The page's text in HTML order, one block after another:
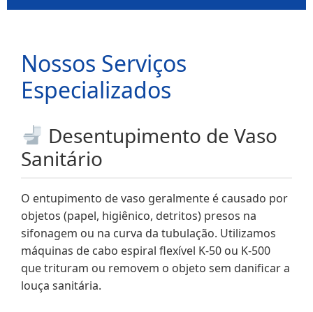
Nossos Serviços
Especializados
Desentupimento de Vaso
Sanitário
O entupimento de vaso geralmente é causado por
objetos (papel, higiênico, detritos) presos na
sifonagem ou na curva da tubulação. Utilizamos
máquinas de cabo espiral flexível K-50 ou K-500
que trituram ou removem o objeto sem danificar a
louça sanitária.